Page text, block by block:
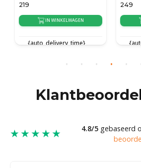
219
IN WINKELWAGEN
{auto_delivery_time}
249
★★★★★ 4.8/5gebaseerd